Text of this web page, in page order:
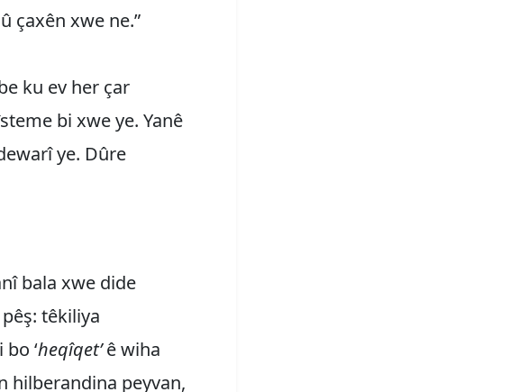
çaxên xwe ne.”
ku ev her çar
bi xwe ye. Yanê
ye. Dûre
bala xwe dide
têkiliya
‘heqîqet’ê wiha
hilberandina peyvan,